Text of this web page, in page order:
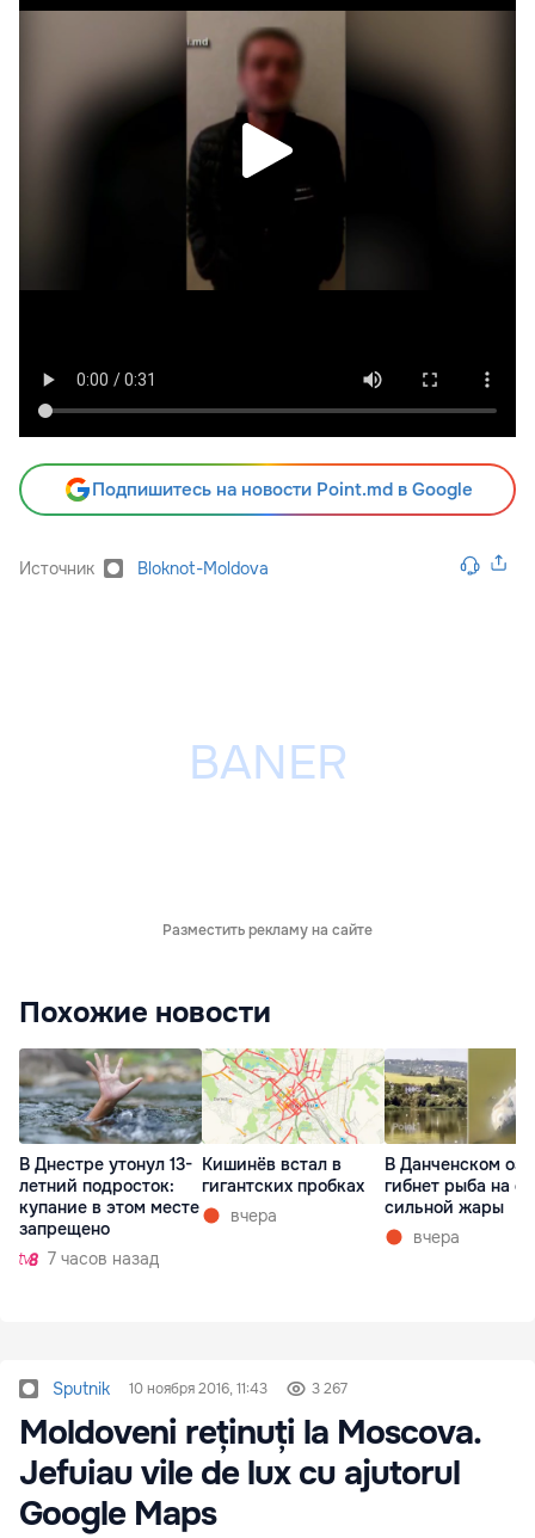
Подпишитесь на новости Point.md в Google
Источник Bloknot-Moldova
Разместить рекламу на сайте
Похожие новости
В Днестре утонул 13-
летний подросток:
купание в этом месте
запрещено
7 часов назад
Кишинёв встал в
гигантских пробках
вчера
В Данченском
гибнет рыба на
сильной жары
вчера
Sputnik 10 ноября 2016, 11:43 3 267
Moldoveni reținuți la Moscova.
Jefuiau vile de lux cu ajutorul
Google Maps